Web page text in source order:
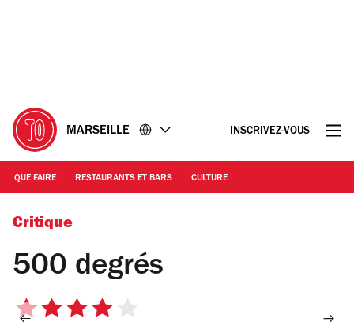
MARSEILLE INSCRIVEZ-VOUS
QUE FAIRE RESTAURANTS ET BARS CULTURE
© 500 degrés
Critique
500 degrés
4